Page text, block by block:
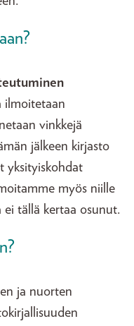
ilmoitetaan
vinkkejä
jälkeen kirjasto
yksityiskohdat
myös niille
tällä kertaa osunut.
ja nuorten